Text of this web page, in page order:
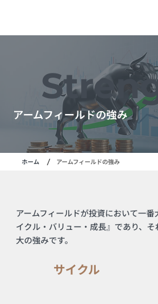
アームフィールドの強み
ホーム / アームフィールドの強み
アームフィールドが投資において一
イクル・バリュー・成長』であり、
大の強みです。
サイクル